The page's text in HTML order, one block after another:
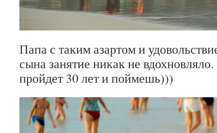
Папа с таким азартом и
сына занятие никак не
пройдет 30 лет и поймешь)))